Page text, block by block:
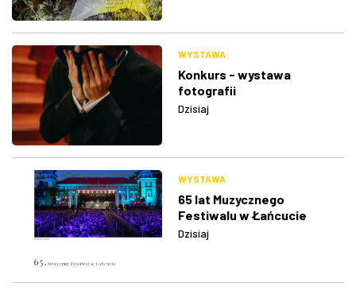
WYSTAWA
Konkurs - wystawa
fotografii
Dzisiaj
WYSTAWA
65 lat Muzycznego
Festiwalu w Łańcucie
Dzisiaj